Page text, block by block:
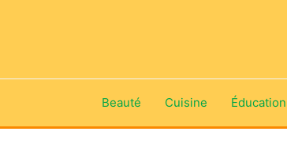
Beauté Cuisine Éducation